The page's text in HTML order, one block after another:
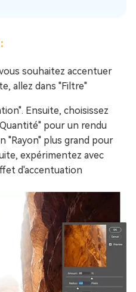
souhaitez accentuer
allez dans "Filtre"
Ensuite, choisissez
pour un rendu
"Rayon" plus grand pour
expérimentez avec
d'accentuation